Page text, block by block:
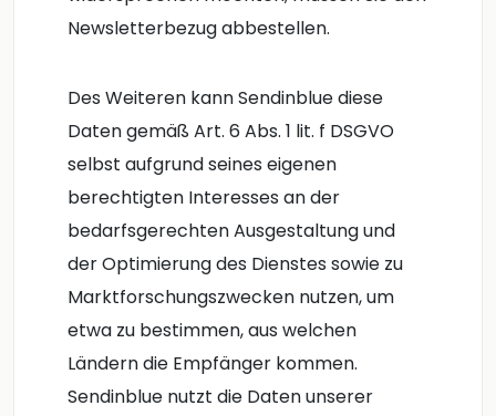
Newsletterbezug abbestellen.
Des Weiteren kann Sendinblue diese
Daten gemäß Art. 6 Abs. 1 lit. f DSGVO
selbst aufgrund seines eigenen
berechtigten Interesses an der
bedarfsgerechten Ausgestaltung und
der Optimierung des Dienstes sowie zu
Marktforschungszwecken nutzen, um
etwa zu bestimmen, aus welchen
Ländern die Empfänger kommen.
Sendinblue nutzt die Daten unserer